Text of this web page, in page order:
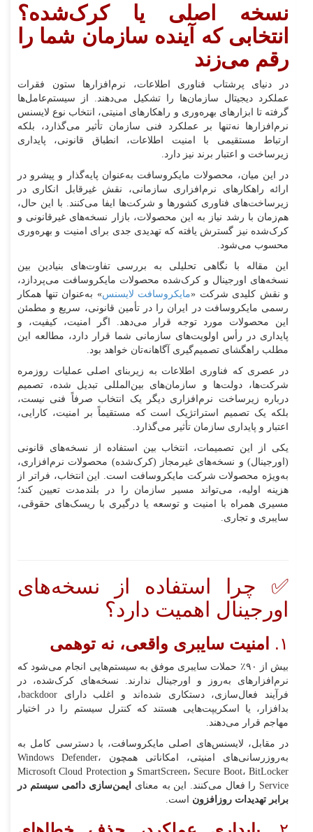
نسخه اصلی یا کرک‌شده؟
انتخابی که آینده سازمان شما را
رقم می‌زند
در دنیای پرشتاب فناوری اطلاعات، نرم‌افزارها ستون فقرات
عملکرد دیجیتال سازمان‌ها را تشکیل می‌دهند. از سیستم‌عامل‌ها
گرفته تا ابزارهای بهره‌وری و راهکارهای امنیتی، انتخاب نوع لایسنس
نرم‌افزارها نه‌تنها بر عملکرد فنی سازمان تأثیر می‌گذارد، بلکه
ارتباط مستقیمی با امنیت اطلاعات، انطباق قانونی، پایداری
زیرساخت و اعتبار برند نیز دارد.
در این میان، محصولات مایکروسافت به‌عنوان پایه‌گذار و پیشرو در
ارائه راهکارهای نرم‌افزاری سازمانی، نقش غیرقابل انکاری در
زیرساخت‌های فناوری کشورها و شرکت‌ها ایفا می‌کنند. با این حال،
هم‌زمان با رشد نیاز به این محصولات، بازار نسخه‌های غیرقانونی و
کرک‌شده نیز گسترش یافته که تهدیدی جدی برای امنیت و بهره‌وری
محسوب می‌شود.
این مقاله با نگاهی تحلیلی به بررسی تفاوت‌های بنیادین بین
نسخه‌های اورجینال و کرک‌شده محصولات مایکروسافت می‌پردازد،
و نقش کلیدی شرکت «مایکروسافت لایسنس» به‌عنوان تنها همکار
رسمی مایکروسافت در ایران را در تأمین قانونی، سریع و مطمئن
این محصولات مورد توجه قرار می‌دهد. اگر امنیت، کیفیت، و
پایداری در رأس اولویت‌های سازمانی شما قرار دارد، مطالعه این
مطلب راهگشای تصمیم‌گیری آگاهانه‌تان خواهد بود.
در عصری که فناوری اطلاعات به زیربنای اصلی عملیات روزمره
شرکت‌ها، دولت‌ها و سازمان‌های بین‌المللی تبدیل شده، تصمیم
درباره زیرساخت نرم‌افزاری دیگر یک انتخاب صرفاً فنی نیست،
بلکه یک تصمیم استراتژیک است که مستقیماً بر امنیت، کارایی،
اعتبار و پایداری سازمان تأثیر می‌گذارد.
یکی از این تصمیمات، انتخاب بین استفاده از نسخه‌های قانونی
(اورجینال) و نسخه‌های غیرمجاز (کرک‌شده) محصولات نرم‌افزاری،
به‌ویژه محصولات شرکت مایکروسافت است. این انتخاب، فراتر از
هزینه اولیه، می‌تواند مسیر سازمان را در بلندمدت تعیین کند؛
مسیری همراه با امنیت و توسعه یا درگیری با ریسک‌های حقوقی،
سایبری و تجاری.
✅ چرا استفاده از نسخه‌های
اورجینال اهمیت دارد؟
۱. امنیت سایبری واقعی، نه توهمی
بیش از ۹۰٪ حملات سایبری موفق به سیستم‌هایی انجام می‌شود که
نرم‌افزارهای به‌روز و اورجینال ندارند. نسخه‌های کرک‌شده، در
فرآیند فعال‌سازی، دستکاری شده‌اند و اغلب دارای backdoor،
بدافزار، یا اسکریپت‌هایی هستند که کنترل سیستم را در اختیار
مهاجم قرار می‌دهند.
در مقابل، لایسنس‌های اصلی مایکروسافت، با دسترسی کامل به
به‌روزرسانی‌های امنیتی، امکاناتی همچون Windows Defender،
SmartScreen، Secure Boot، BitLocker و Microsoft Cloud Protection
Service را فعال می‌کنند. این به معنای
ایمن‌سازی دائمی سیستم در
برابر تهدیدات روزافزون است.